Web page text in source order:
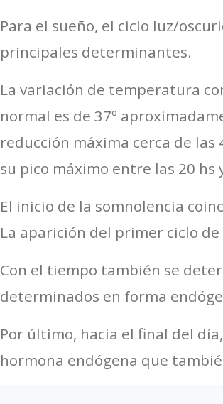
Para el sueño, el ciclo luz/
principales determinantes.
La variación de temperatura
normal es de 37º
reducción máxima cerca de las
su pico máximo entre las 20 hs
El inicio de la somnolencia
La aparición del primer ciclo
Con el tiempo también se
determinados en forma
Por último, hacia el final del
hormona endógena que